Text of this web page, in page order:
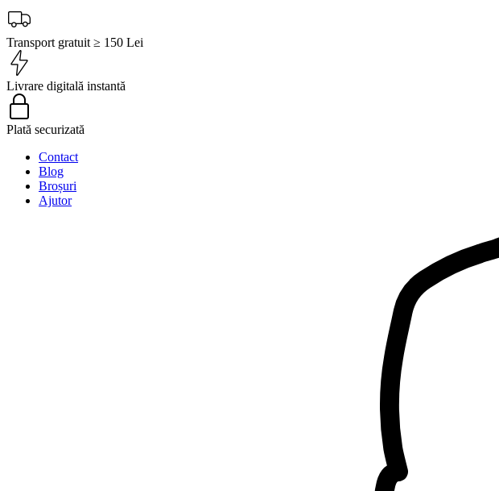
Transport gratuit ≥ 150 Lei
Livrare digitală instantă
Plată securizată
Contact
Blog
Broșuri
Ajutor